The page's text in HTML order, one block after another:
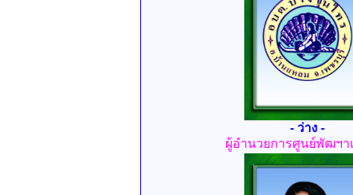
- ว่าง -
ผู้อำนวยการศูนย์พัฒฯา